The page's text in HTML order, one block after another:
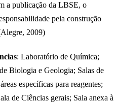
a publicação da LBSE, o
pela construção
2009)
: Laboratório de Química;
Biologia e Geologia; Salas de
específicas para reagentes;
de Ciências gerais; Sala anexa à